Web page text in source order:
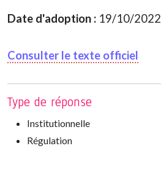
Date d'adoption : 19/10/2022
Consulter le texte officiel
Type de réponse
Institutionnelle
Régulation